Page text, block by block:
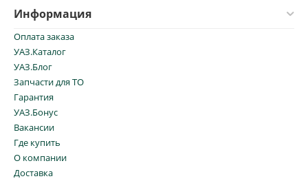
Информация
Оплата заказа
УАЗ.Каталог
УАЗ.Блог
Запчасти для ТО
Гарантия
УАЗ.Бонус
Вакансии
Где купить
О компании
Доставка